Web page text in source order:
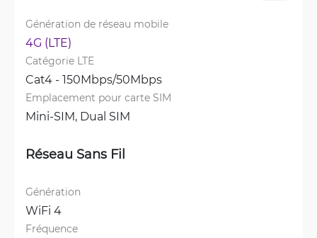
Génération de réseau mobile
4G (LTE)
Catégorie LTE
Cat4 - 150Mbps/50Mbps
Emplacement pour carte SIM
Mini-SIM, Dual SIM
Réseau Sans Fil
Génération
WiFi 4
Fréquence